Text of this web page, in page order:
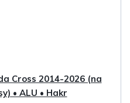
Cross 2014-2026 (na
• ALU • Hakr